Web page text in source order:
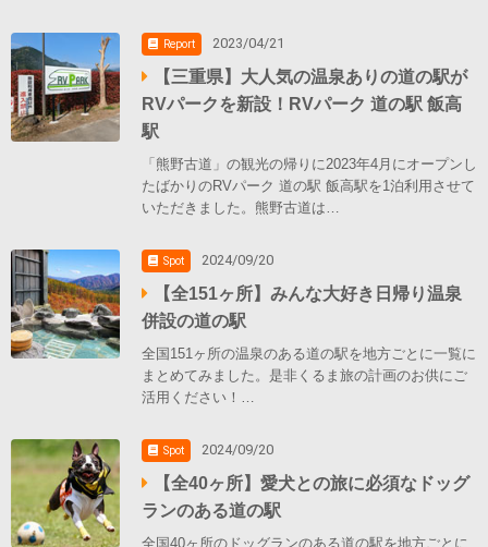
Report 2023/04/21
【三重県】大人気の温泉ありの道の駅が
RVパークを新設！RVパーク 道の駅 飯高
駅
「熊野古道」の観光の帰りに2023年4月にオープンし
たばかりのRVパーク 道の駅 飯高駅を1泊利用させて
いただきました。熊野古道は…
Spot 2024/09/20
【全151ヶ所】みんな大好き日帰り温泉
併設の道の駅
全国151ヶ所の温泉のある道の駅を地方ごとに一覧に
まとめてみました。是非くるま旅の計画のお供にご
活用ください！…
Spot 2024/09/20
【全40ヶ所】愛犬との旅に必須なドッグ
ランのある道の駅
全国40ヶ所のドッグランのある道の駅を地方ごとに